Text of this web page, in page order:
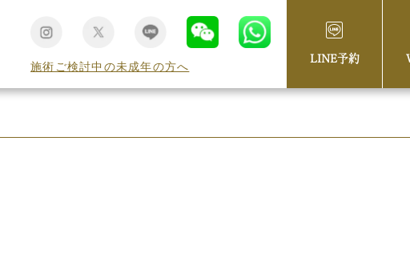
施術ご検討中の未成年の方へ
LINE予約
/Master/ JCB/ AMEX / Diners /DISCOVER /銀聯） ・電子マネー （WAON/
ド…